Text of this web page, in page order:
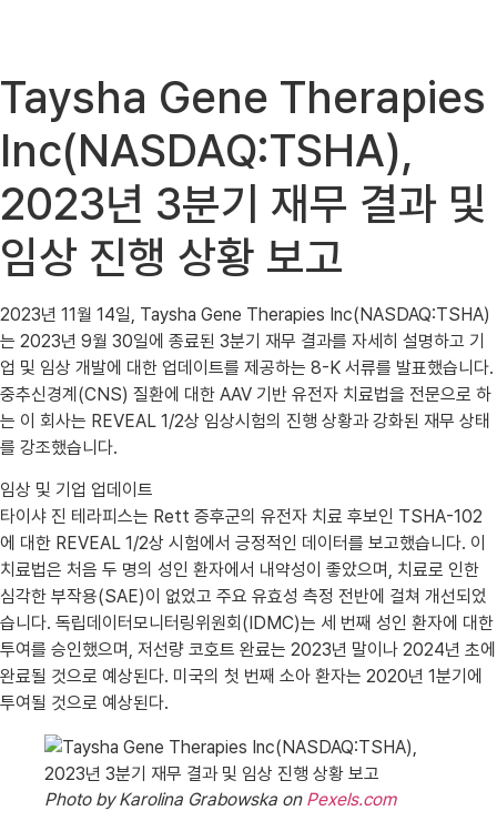
Taysha Gene Therapies
Inc(NASDAQ:TSHA),
2023년 3분기 재무 결과 및
임상 진행 상황 보고
2023년 11월 14일, Taysha Gene Therapies Inc(NASDAQ:TSHA)
는 2023년 9월 30일에 종료된 3분기 재무 결과를 자세히 설명하고 기
업 및 임상 개발에 대한 업데이트를 제공하는 8-K 서류를 발표했습니다.
중추신경계(CNS) 질환에 대한 AAV 기반 유전자 치료법을 전문으로 하
는 이 회사는 REVEAL 1/2상 임상시험의 진행 상황과 강화된 재무 상태
를 강조했습니다.
임상 및 기업 업데이트
타이샤 진 테라피스는 Rett 증후군의 유전자 치료 후보인 TSHA-102
에 대한 REVEAL 1/2상 시험에서 긍정적인 데이터를 보고했습니다. 이
치료법은 처음 두 명의 성인 환자에서 내약성이 좋았으며, 치료로 인한
심각한 부작용(SAE)이 없었고 주요 유효성 측정 전반에 걸쳐 개선되었
습니다. 독립데이터모니터링위원회(IDMC)는 세 번째 성인 환자에 대한
투여를 승인했으며, 저선량 코호트 완료는 2023년 말이나 2024년 초에
완료될 것으로 예상된다. 미국의 첫 번째 소아 환자는 2020년 1분기에
투여될 것으로 예상된다.
Photo by Karolina Grabowska on Pexels.com